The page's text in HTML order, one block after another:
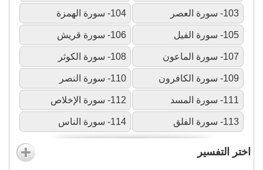
103- سورة العصر 104- سورة الهمزة
105- سورة الفيل 106- سورة قريش
107- سورة الماعون 108- سورة الكوثر
109- سورة الكافرون 110- سورة النصر
111- سورة المسد 112- سورة الإخلاص
113- سورة الفلق 114- سورة الناس
اختر التفسير